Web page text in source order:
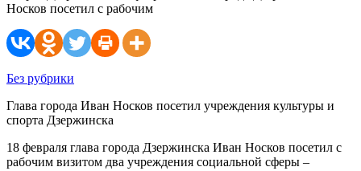
Носков посетил с рабочим
Без рубрики
Глава города Иван Носков посетил учреждения культуры и
спорта Дзержинска
18 февраля глава города Дзержинска Иван Носков посетил с
рабочим визитом два учреждения социальной сферы –